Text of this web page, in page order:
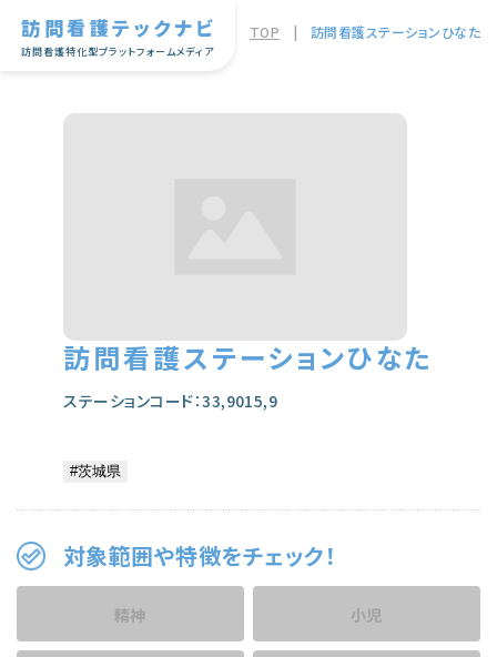
訪問看護テックナビ
訪問看護特化型プラットフォームメディア
TOP | 訪問看護ステーションひなた
訪問看護ステーションひなた
ステーションコード：33,9015,9
対象範囲や特徴をチェック！
精神 小児